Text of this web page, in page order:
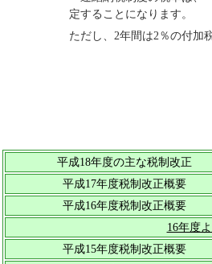
定することになります。
ただし、2年間は2％の付加
平成18年度の主な税制改正
平成17年度税制改正概要
平成16年度税制改正概要
16年度
平成15年度税制改正概要